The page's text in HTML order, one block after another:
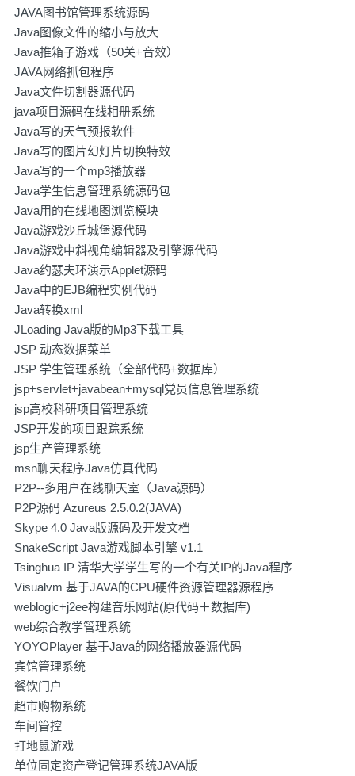
JAVA图书馆管理系统源码
Java图像文件的缩小与放大
Java推箱子游戏（50关+音效）
JAVA网络抓包程序
Java文件切割器源代码
java项目源码在线相册系统
Java写的天气预报软件
Java写的图片幻灯片切换特效
Java写的一个mp3播放器
Java学生信息管理系统源码包
Java用的在线地图浏览模块
Java游戏沙丘城堡源代码
Java游戏中斜视角编辑器及引擎源代码
Java约瑟夫环演示Applet源码
Java中的EJB编程实例代码
Java转换xml
JLoading Java版的Mp3下载工具
JSP 动态数据菜单
JSP 学生管理系统（全部代码+数据库）
jsp+servlet+javabean+mysql党员信息管理系统
jsp高校科研项目管理系统
JSP开发的项目跟踪系统
jsp生产管理系统
msn聊天程序Java仿真代码
P2P--多用户在线聊天室（Java源码）
P2P源码 Azureus 2.5.0.2(JAVA)
Skype 4.0 Java版源码及开发文档
SnakeScript Java游戏脚本引擎 v1.1
Tsinghua IP 清华大学学生写的一个有关IP的Java程序
Visualvm 基于JAVA的CPU硬件资源管理器源程序
weblogic+j2ee构建音乐网站(原代码＋数据库)
web综合教学管理系统
YOYOPlayer 基于Java的网络播放器源代码
宾馆管理系统
餐饮门户
超市购物系统
车间管控
打地鼠游戏
单位固定资产登记管理系统JAVA版